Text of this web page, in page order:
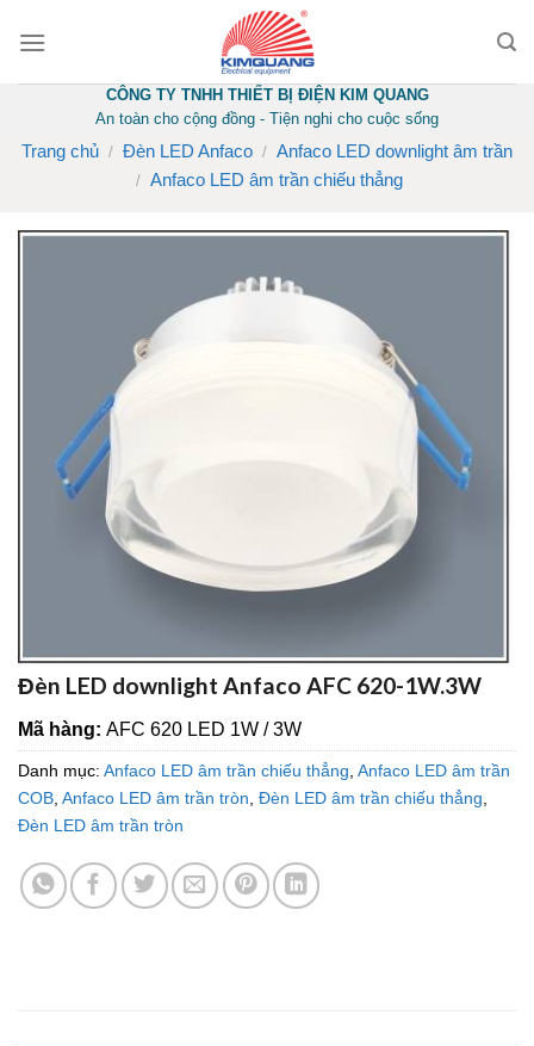
CÔNG TY TNHH THIẾT BỊ ĐIỆN KIM QUANG
An toàn cho cộng đồng - Tiện nghi cho cuộc sống
Trang chủ / Đèn LED Anfaco / Anfaco LED downlight âm trần
/ Anfaco LED âm trần chiếu thẳng
Đèn LED downlight Anfaco AFC 620-1W.3W
Mã hàng: AFC 620 LED 1W / 3W
Danh mục: Anfaco LED âm trần chiếu thẳng Anfaco LED âm trần
COB Anfaco LED âm trần tròn Đèn LED âm trần chiếu thẳng
Đèn LED âm trần tròn